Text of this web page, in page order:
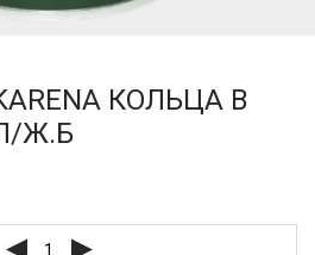
КОЛЬЦА В
Ж.Б